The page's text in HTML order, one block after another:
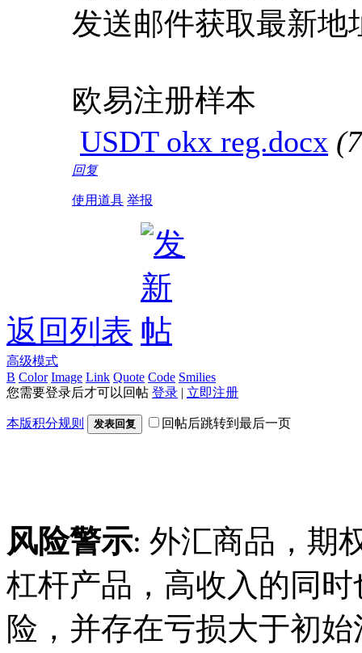
发送邮件获取最新地
欧易注册样本
USDT okx reg.docx
回复
使用道具 举报
返回列表
高级模式
B Color Image Link Quote Code Smilies
您需要登录后才可以回帖 登录 | 立即注册
本版积分规则 发表回复 回帖后跳转到最后一页
风险警示: 外汇商品，期
杠杆产品，高收入的同
险，并存在亏损大于初